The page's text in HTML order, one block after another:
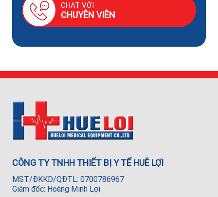
CHAT VỚI
CHUYÊN VIÊN
CÔNG TY TNHH THIẾT BỊ Y TẾ HUÊ LỢI
MST/ĐKKD/QĐTL: 0700786967
Giám đốc: Hoàng Minh Lợi